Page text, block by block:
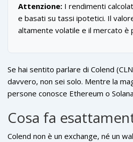
Attenzione: I rendimenti
e basati su tassi ipotetici. Il
altamente volatile e il mercato è
Se hai sentito parlare di Colend
davvero, non sei solo. Mentre la
persone conosce Ethereum o
Questo acronimo sta per Bitcoin
ecosistema che cerca di portare le
Cosa fa
Colend non è un exchange, né un